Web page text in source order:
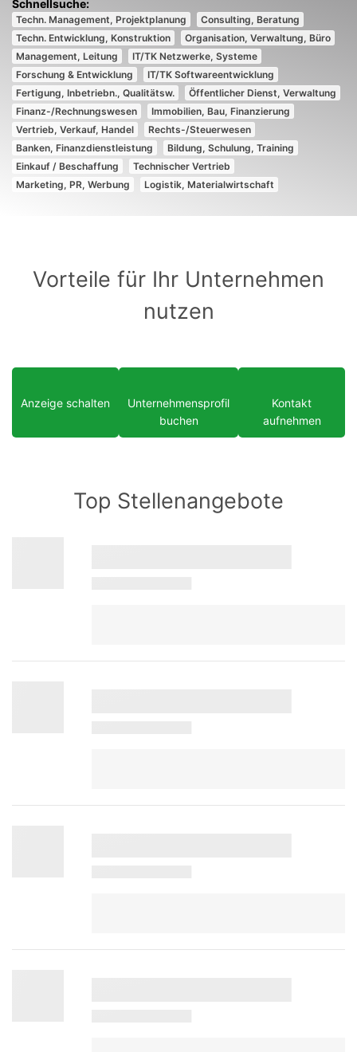
Techn. Management, Projektplanung
Consulting, Beratung
Techn. Entwicklung, Konstruktion
Organisation, Verwaltung, Büro
Management, Leitung
IT/TK Netzwerke, Systeme
Forschung & Entwicklung
IT/TK Softwareentwicklung
Fertigung, Inbetriebn., Qualitätsw.
Öffentlicher Dienst, Verwaltung
Finanz-/Rechnungswesen
Immobilien, Bau, Finanzierung
Vertrieb, Verkauf, Handel
Rechts-/Steuerwesen
Banken, Finanzdienstleistung
Bildung, Schulung, Training
Einkauf / Beschaffung
Technischer Vertrieb
Marketing, PR, Werbung
Logistik, Materialwirtschaft
Vorteile für Ihr Unternehmen
nutzen
Anzeige schalten
Unternehmensprofil
buchen
Kontakt
aufnehmen
Top Stellenangebote